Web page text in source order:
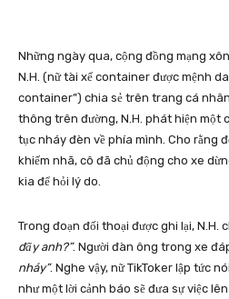
Những ngày qua, cộng đồng mạng
N.H. (nữ tài xế container được mệnh
container”) chia sẻ trên trang cá
thông trên đường, N.H. phát hiện một
tục nháy đèn về phía mình. Cho rằng
khiếm nhã, cô đã chủ động cho xe
kia để hỏi lý do.
Trong đoạn đối thoại được ghi lại, N.H.
đấy anh?”. Người đàn ông trong xe
nháy”. Nghe vậy, nữ TikToker lập tức
như một lời cảnh báo sẽ đưa sự việc lên